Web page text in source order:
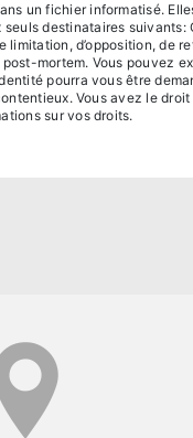
un fichier informatisé.
destinataires
d’opposition, de
mortem. Vous pouvez
pourra vous être
Vous avez le
sur vos droits.